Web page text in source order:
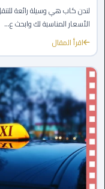
الشيخ
زايد
ليموزين
طنطا
ليموزين
المنصورة
ليموزين
كفر
الشيخ
لندن كاب هي وسيلة رائعة
الأسعار المناسبة لك وابحث ع...
اقرأ المقال